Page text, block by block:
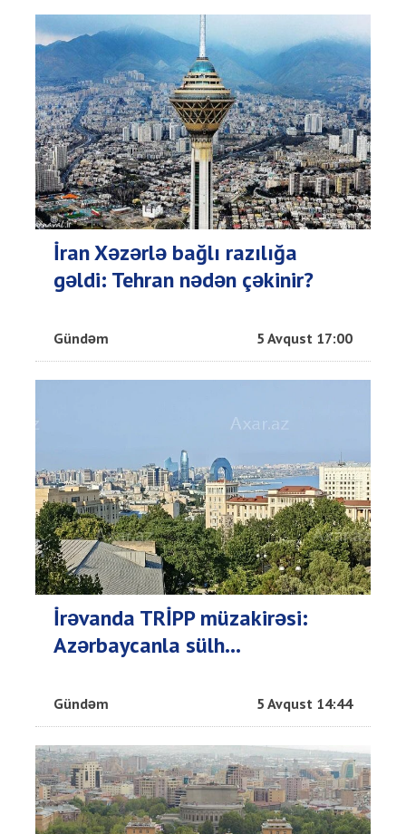
İran Xəzərlə bağlı razılığa
gəldi: Tehran nədən çəkinir?
Gündəm 5 Avqust 17:00
İrəvanda TRİPP müzakirəsi:
Azərbaycanla sülh...
Gündəm 5 Avqust 14:44